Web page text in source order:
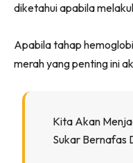
diketahui apabila
Apabila tahap
merah yang penting ini
Kita Akan
Sukar Bernafas